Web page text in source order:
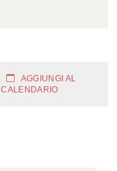
AGGIUNGI AL
CALENDARIO